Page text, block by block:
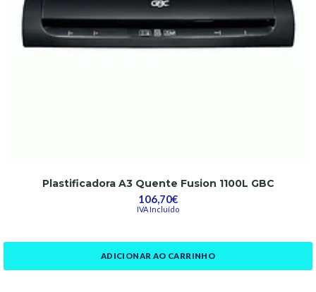
Plastificadora A3 Quente Fusion 1100L GBC
106,70€
IVA Incluído
ADICIONAR AO CARRINHO